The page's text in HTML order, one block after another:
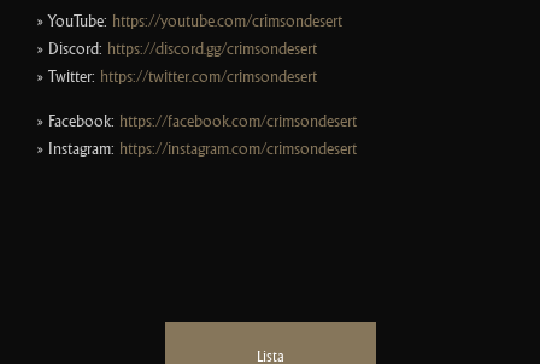
» YouTube: https://youtube.com/crimsondesert
» Discord: https://discord.gg/crimsondesert
» Twitter: https://twitter.com/crimsondesert_
» Facebook: https://facebook.com/crimsondesert
» Instagram: https://instagram.com/crimsondesert_
Lista